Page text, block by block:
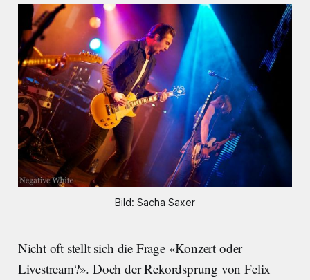
Bild: Sacha Saxer
Nicht oft stellt sich die Frage «Konzert oder
Livestream?». Doch der Rekordsprung von Felix